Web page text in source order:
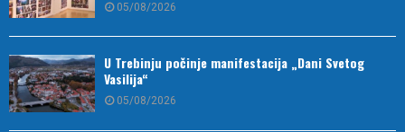
05/08/2026
U Trebinju počinje manifestacija „Dani Svetog
Vasilija“
05/08/2026